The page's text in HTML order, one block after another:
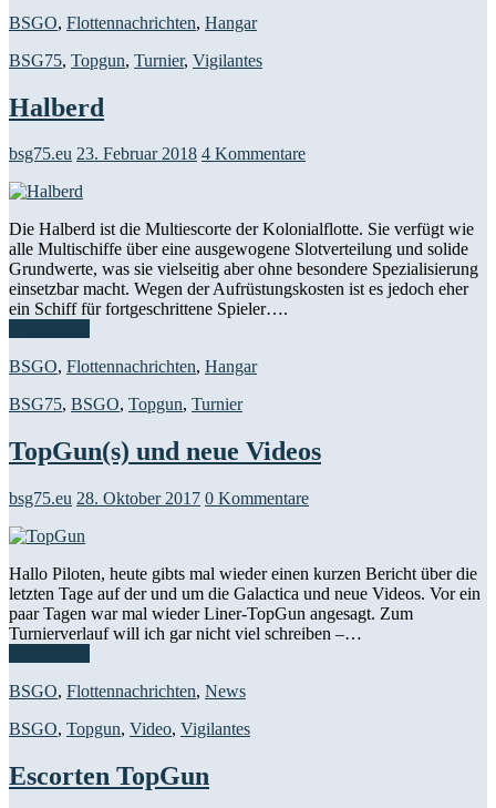
BSGO, Flottennachrichten, Hangar
BSG75, Topgun, Turnier, Vigilantes
Halberd
bsg75.eu 23. Februar 2018 4 Kommentare
Die Halberd ist die Multiescorte der Kolonialflotte. Sie verfügt wie
alle Multischiffe über eine ausgewogene Slotverteilung und solide
Grundwerte, was sie vielseitig aber ohne besondere Spezialisierung
einsetzbar macht. Wegen der Aufrüstungskosten ist es jedoch eher
ein Schiff für fortgeschrittene Spieler….
BSGO, Flottennachrichten, Hangar
BSG75, BSGO, Topgun, Turnier
TopGun(s) und neue Videos
bsg75.eu 28. Oktober 2017 0 Kommentare
Hallo Piloten, heute gibts mal wieder einen kurzen Bericht über die
letzten Tage auf der und um die Galactica und neue Videos. Vor ein
paar Tagen war mal wieder Liner-TopGun angesagt. Zum
Turnierverlauf will ich gar nicht viel schreiben –…
BSGO, Flottennachrichten, News
BSGO, Topgun, Video, Vigilantes
Escorten TopGun